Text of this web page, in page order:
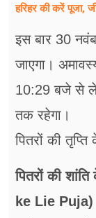
हरिहर की करें पूजा,
इस बार 30
जाएगा।
10:29 बजे से
तक रहेगा।
पितरों की
पितरों की
ke Lie Puja)